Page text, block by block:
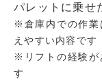
パレットに乗せ
※倉庫内での作業
えやすい内容です
※リフトの経験が
す